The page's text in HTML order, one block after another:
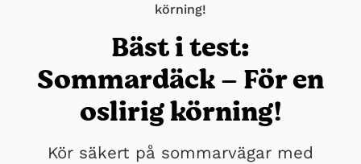
körning!
Bäst i test:
Sommardäck – För en
oslirig körning!
Kör säkert på sommarvägar med